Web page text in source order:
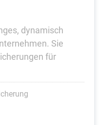
dynamisch
Sie
für